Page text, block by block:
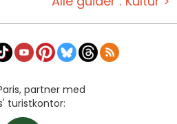
partner med
turistkontor: